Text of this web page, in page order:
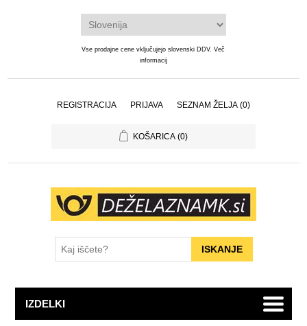
Vse prodajne cene vključujejo slovenski DDV.Več
informacij
REGISTRACIJA PRIJAVA SEZNAM ŽELJA (0)
KOŠARICA (0)
IZDELKI